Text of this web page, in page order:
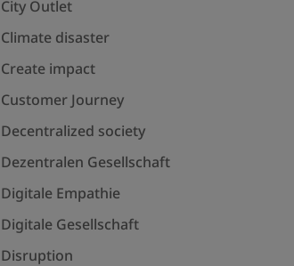
City Outlet
Climate disaster
Create impact
Customer Journey
Decentralized society
Dezentralen Gesellschaft
Digitale Empathie
Digitale Gesellschaft
Disruption